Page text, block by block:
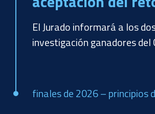
El Jurado informará a los
investigación ganadores del
finales de 2026 – principios